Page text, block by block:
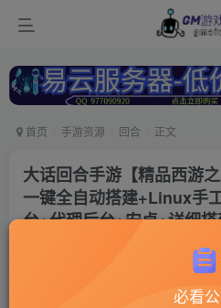
首页 手游资源 回合 正文
大话回合手游【精品西游
一键全自动搭建+Linux手
台+代理后台+安卓+详细
必看